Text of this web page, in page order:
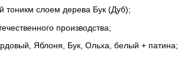
слоем дерева Бук (Дуб);
производства;
Яблоня, Бук, Ольха, белый + патина;